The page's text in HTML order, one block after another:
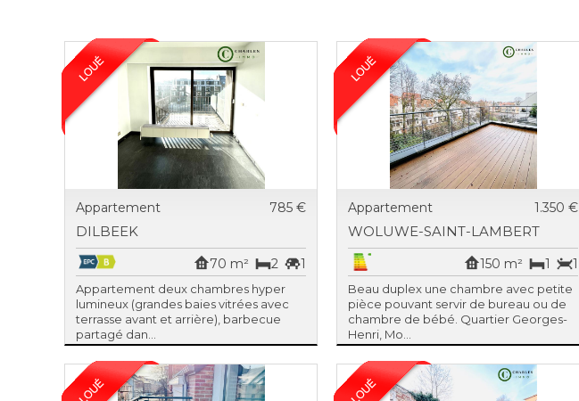
Appartement 785 €
DILBEEK
1
2
70 m²
Appartement deux chambres hyper
lumineux (grandes baies vitrées avec
terrasse avant et arrière), barbecue
partagé dan...
Appartement 1.350 €
WOLUWE-SAINT-LAMBERT
1
1
150 m²
Beau duplex une chambre avec petite
pièce pouvant servir de bureau ou de
chambre de bébé. Quartier Georges-
Henri, Mo...